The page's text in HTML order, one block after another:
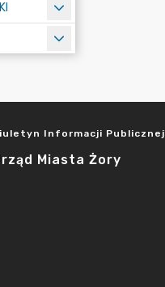
Informacji Publicznej
Miasta Żory